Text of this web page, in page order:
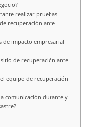
realizar pruebas
recuperación ante
de impacto empresarial
sitio de recuperación ante
equipo de recuperación
comunicación durante y